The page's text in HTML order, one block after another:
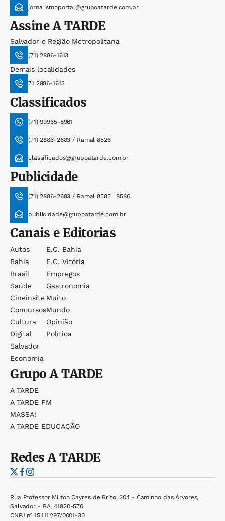
jornalismoportal@grupoatarde.com.br
AssineA TARDE
Salvador e Região Metropolitana
(71) 2886-1613
Demais localidades
71 2886-1613
Classificados
(71) 99965-8961
(71) 2886-2683 / Ramal 8526
classificados@grupoatarde.com.br
Publicidade
(71) 2886-2683 / Ramal 8585 | 8586
publicidade@grupoatarde.com.br
Canais e Editorias
Autos
Bahia
Brasil
Saúde
Cineinsite
Concursos
Cultura
Digital
Salvador
Economia
E.c. Bahia
E.c. Vitória
Empregos
Gastronomia
Muito
Mundo
Opinião
Política
GrupoA TARDE
A TARDE
A TARDE FM
MASSA!
A TARDE EDUCAÇÃO
RedesA TARDE
Rua Professor Milton Cayres de Brito, 204 - Caminho das Árvores,
Salvador - BA, 41820-570
CNPJ nº 15.111.297/0001-30